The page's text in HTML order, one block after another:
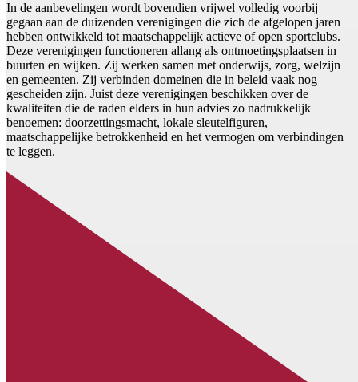
In de aanbevelingen wordt bovendien vrijwel volledig voorbij
gegaan aan de duizenden verenigingen die zich de afgelopen jaren
hebben ontwikkeld tot maatschappelijk actieve of open sportclubs.
Deze verenigingen functioneren allang als ontmoetingsplaatsen in
buurten en wijken. Zij werken samen met onderwijs, zorg, welzijn
en gemeenten. Zij verbinden domeinen die in beleid vaak nog
gescheiden zijn. Juist deze verenigingen beschikken over de
kwaliteiten die de raden elders in hun advies zo nadrukkelijk
benoemen: doorzettingsmacht, lokale sleutelfiguren,
maatschappelijke betrokkenheid en het vermogen om verbindingen
te leggen.